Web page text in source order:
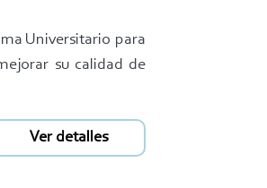
Universitario para
su calidad de
Ver detalles